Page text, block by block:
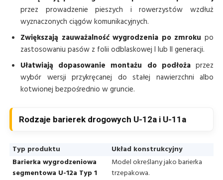
przez prowadzenie pieszych i rowerzystów wzdłuż
wyznaczonych ciągów komunikacyjnych.
Zwiększają zauważalność wygrodzenia po zmroku po
zastosowaniu pasów z folii odblaskowej I lub II generacji.
Ułatwiają dopasowanie montażu do podłożaprzez
wybór wersji przykręcanej do stałej nawierzchni albo
kotwionej bezpośrednio w gruncie.
Rodzaje barierek drogowych U-12a i U-11a
Typ produktu
Układ konstrukcyjny
Barierka wygrodzeniowa
segmentowa U-12a Typ 1
Model określany jako barierka
trzepakowa.